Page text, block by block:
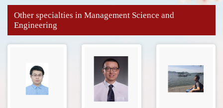
Other specialties in Management Science and
Engineering